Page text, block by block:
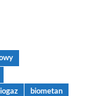
biometan